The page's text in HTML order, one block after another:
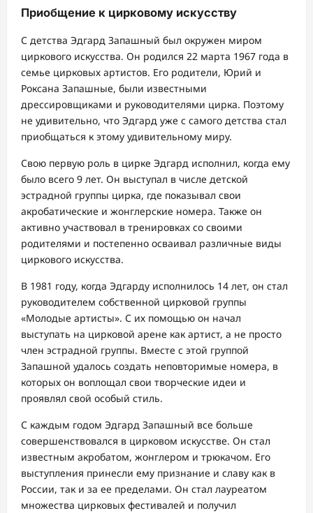
Приобщение к цирковому искусству
С детства Эдгард Запашный был окружен миром
циркового искусства. Он родился 22 марта 1967 года в
семье цирковых артистов. Его родители, Юрий и
Роксана Запашные, были известными
дрессировщиками и руководителями цирка. Поэтому
не удивительно, что Эдгард уже с самого детства стал
приобщаться к этому удивительному миру.
Свою первую роль в цирке Эдгард исполнил, когда ему
было всего 9 лет. Он выступал в числе детской
эстрадной группы цирка, где показывал свои
акробатические и жонглерские номера. Также он
активно участвовал в тренировках со своими
родителями и постепенно осваивал различные виды
циркового искусства.
В 1981 году, когда Эдгарду исполнилось 14 лет, он стал
руководителем собственной цирковой группы
«Молодые артисты». С их помощью он начал
выступать на цирковой арене как артист, а не просто
член эстрадной группы. Вместе с этой группой
Запашной удалось создать неповторимые номера, в
которых он воплощал свои творческие идеи и
проявлял свой особый стиль.
С каждым годом Эдгард Запашный все больше
совершенствовался в цирковом искусстве. Он стал
известным акробатом, жонглером и трюкачом. Его
выступления принесли ему признание и славу как в
России, так и за ее пределами. Он стал лауреатом
множества цирковых фестивалей и получил